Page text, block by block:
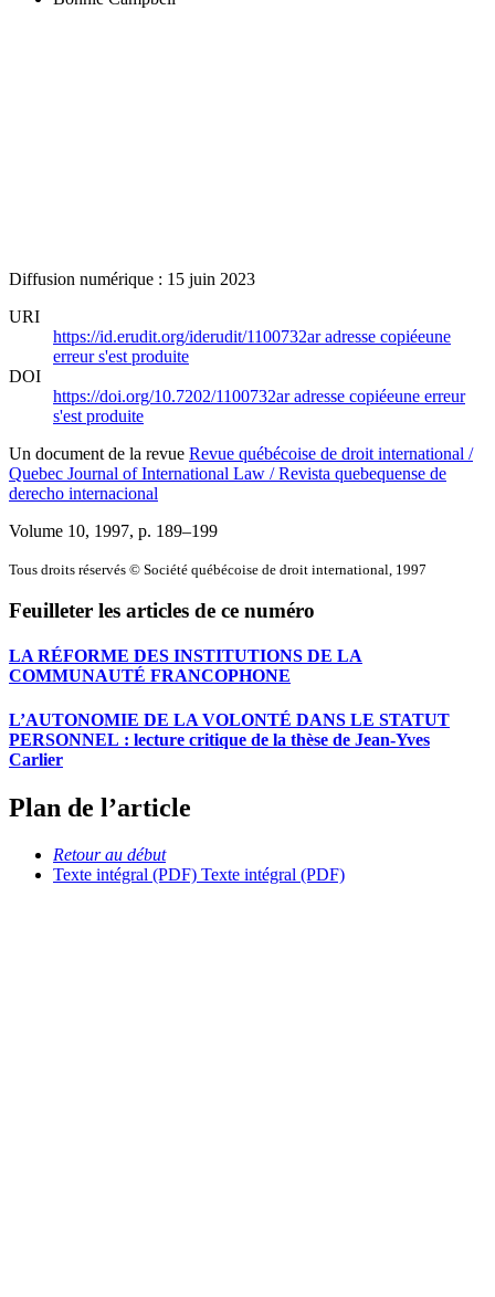
Diffusion numérique : 15 juin 2023
URI
https://id.erudit.org/iderudit/1100732aradresse copiéeune
erreur s'est produite
DOI
https://doi.org/10.7202/1100732aradresse copiéeune erreur
s'est produite
Un document de la revue Revue québécoise de droit international /
Quebec Journal of International Law / Revista quebequense de
derecho internacional
Volume 10, 1997, p. 189–199
Tous droits réservés © Société québécoise de droit international, 1997
Feuilleter les articles de ce numéro
LA RÉFORME DES INSTITUTIONS DE LA
COMMUNAUTÉ FRANCOPHONE
L’AUTONOMIE DE LA VOLONTÉ DANS LE STATUT
PERSONNEL : lecture critique de la thèse de Jean-Yves
Carlier
Plan de l’article
Retour au début
Texte intégral (PDF) Texte intégral (PDF)